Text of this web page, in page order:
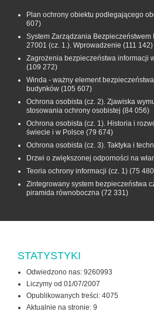
Plan ochrony obiektu podlegającego
607)
System Zarządzania Bezpieczeństwem
27001 (cz. 1.). Wprowadzenie (111 142)
Zagrożenia bezpieczeństwa informacji
(109 272)
Winda - ważny element
budynków (105 607)
Ochrona osobista (cz. 2). Zjawiska
stosowania ochrony osobistej (84 056)
Ochrona osobista (cz. 1). Historia i
świecie i w Polsce (79 674)
Ochrona osobista (cz. 3). Taktyka i
Drzwi o zwiększonej odporności na
Teoria ochrony informacji (cz. 1) (75
Zintegrowany system bezpieczeństwa
piramida równoboczna (72 331)
STATYSTYKI
Odwiedzono nas: 9260993
Liczymy od 01/07/2007
Opublikowanych treści: 4075
Aktualnie na stronie: 9